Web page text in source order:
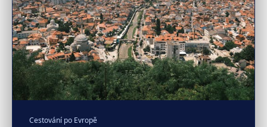
Cestování po Evropě